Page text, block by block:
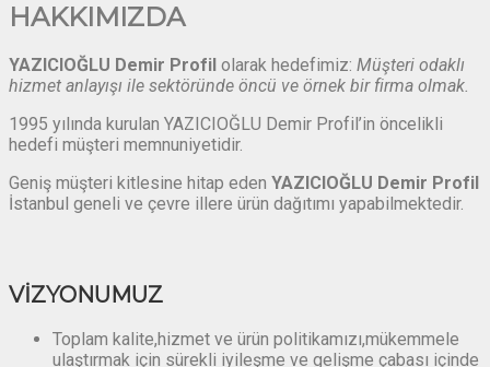
HAKKIMIZDA
YAZICIOĞLU Demir Profil olarak hedefimiz: Müşteri odaklı
hizmet anlayışı ile sektöründe öncü ve örnek bir firma olmak.
1995 yılında kurulan YAZICIOĞLU Demir Profil’in öncelikli
hedefi müşteri memnuniyetidir.
Geniş müşteri kitlesine hitap eden YAZICIOĞLU Demir Profil
İstanbul geneli ve çevre illere ürün dağıtımı yapabilmektedir.
VİZYONUMUZ
Toplam kalite,hizmet ve ürün politikamızı,mükemmele
ulaştırmak için sürekli iyileşme ve gelişme çabası içinde